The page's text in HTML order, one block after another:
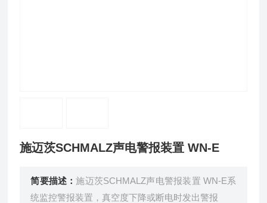
施迈茨SCHMALZ声电警报装置 WN-E
简要描述：施迈茨SCHMALZ声电警报装置 WN-E系
统监控警报装置，真空度下降或断电时发出警报